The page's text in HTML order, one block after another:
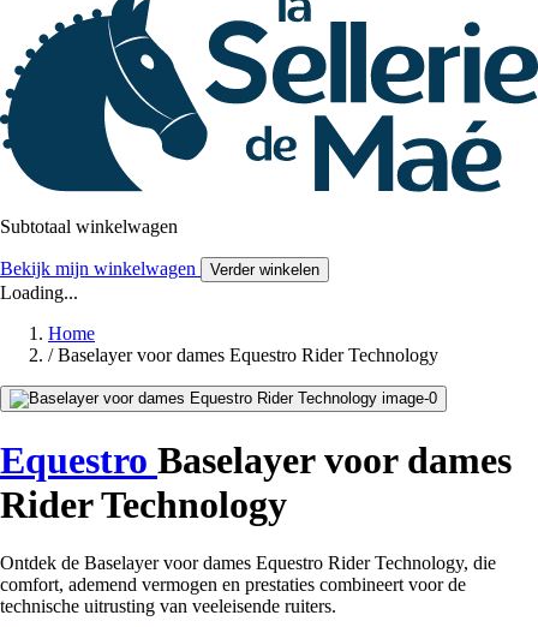
Subtotaal winkelwagen
Bekijk mijn winkelwagen Verder winkelen
Loading...
Home
/ Baselayer voor dames Equestro Rider Technology
Equestro Baselayer voor dames
Rider Technology
Ontdek de Baselayer voor dames Equestro Rider Technology, die
comfort, ademend vermogen en prestaties combineert voor de
technische uitrusting van veeleisende ruiters.